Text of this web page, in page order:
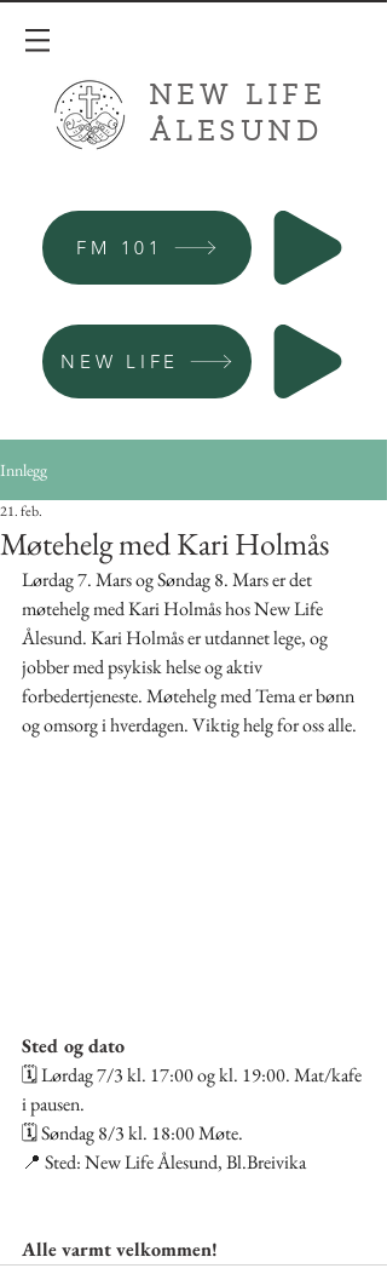
NEW LIFE
ÅLESUND
FM 101
NEW LIFE
Innlegg
Møtehelg med Kari Holmås
21. feb.
Lørdag 7. Mars og Søndag 8. Mars er det
møtehelg med Kari Holmås hos New Life
Ålesund. Kari Holmås er utdannet lege, og
jobber med psykisk helse og aktiv
forbedertjeneste. Møtehelg med Tema er bønn
og omsorg i hverdagen. Viktig helg for oss alle.
Sted og dato
🗓 Lørdag 7/3 kl. 17:00 og kl. 19:00. Mat/kafe
i pausen.
🗓 Søndag 8/3 kl. 18:00 Møte.
📍 Sted: New Life Ålesund, Bl.Breivika
Alle varmt velkommen!